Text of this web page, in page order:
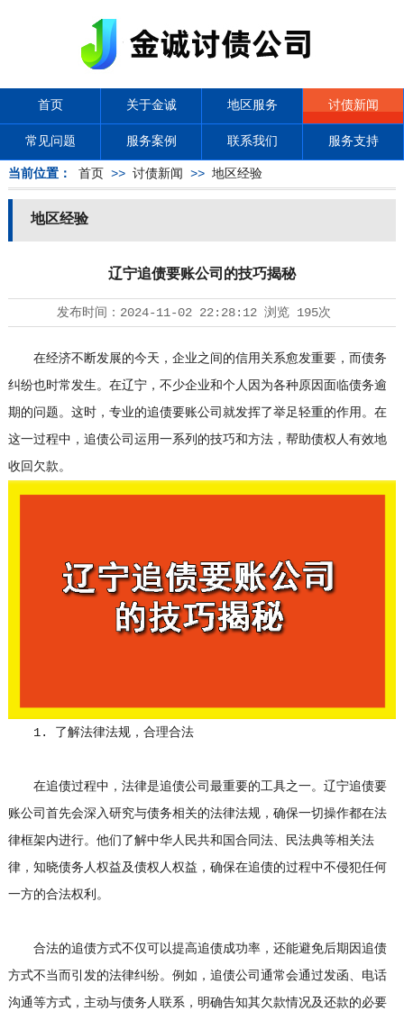
首页 关于金诚 地区服务 讨债新闻
常见问题 服务案例 联系我们 服务支持
当前位置： 首页 >> 讨债新闻 >> 地区经验
地区经验
辽宁追债要账公司的技巧揭秘
发布时间： 2024-11-02 22:28:12浏览 195次
在经济不断发展的今天，企业之间的信用关系愈发重要，而债务
纠纷也时常发生。在辽宁，不少企业和个人因为各种原因面临债务逾
期的问题。这时，专业的追债要账公司就发挥了举足轻重的作用。在
这一过程中，追债公司运用一系列的技巧和方法，帮助债权人有效地
收回欠款。
1. 了解法律法规，合理合法
在追债过程中，法律是追债公司最重要的工具之一。辽宁追债要
账公司首先会深入研究与债务相关的法律法规，确保一切操作都在法
律框架内进行。他们了解中华人民共和国合同法、民法典等相关法
律，知晓债务人权益及债权人权益，确保在追债的过程中不侵犯任何
一方的合法权利。
合法的追债方式不仅可以提高追债成功率，还能避免后期因追债
方式不当而引发的法律纠纷。例如，追债公司通常会通过发函、电话
沟通等方式，主动与债务人联系，明确告知其欠款情况及还款的必要